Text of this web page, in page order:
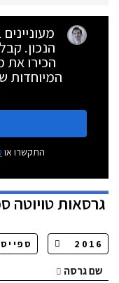
הנכון.
הכירו את
המיוחדות
התקשרו או
גרסאותטויוטה
שם גרסה